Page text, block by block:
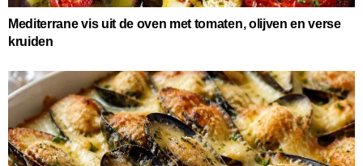
Mediterrane vis uit de oven met tomaten, olijven en verse
kruiden